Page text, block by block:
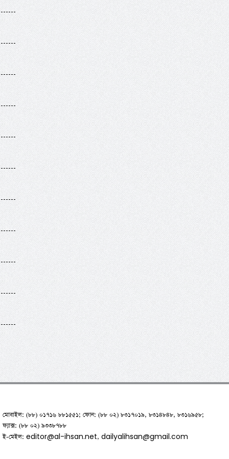
মোবাইল: (৮৮) ০১৭১৬ ৮৮১৫৫১; ফোন: (৮৮ ০২) ৮৩১৭০১৯, ৮৩১৪৮৪৮, ৮৩১৬৯৫৮;
ফ্যাক্স: (৮৮ ০২) ৯৩৩৮৭৮৮
ই-মেইল: editor@al-ihsan.net, dailyalihsan@gmail.com